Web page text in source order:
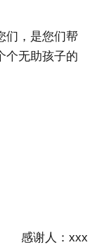
们，是您们帮
个无助孩子的
感谢人：xxx